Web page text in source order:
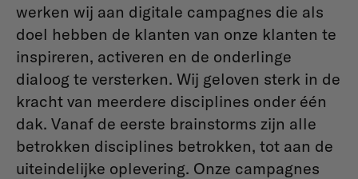
werken wij aan digitale campagnes die als
doel hebben de klanten van onze klanten te
inspireren, activeren en de onderlinge
dialoog te versterken. Wij geloven sterk in de
kracht van meerdere disciplines onder één
dak. Vanaf de eerste brainstorms zijn alle
betrokken disciplines betrokken, tot aan de
uiteindelijke oplevering. Onze campagnes